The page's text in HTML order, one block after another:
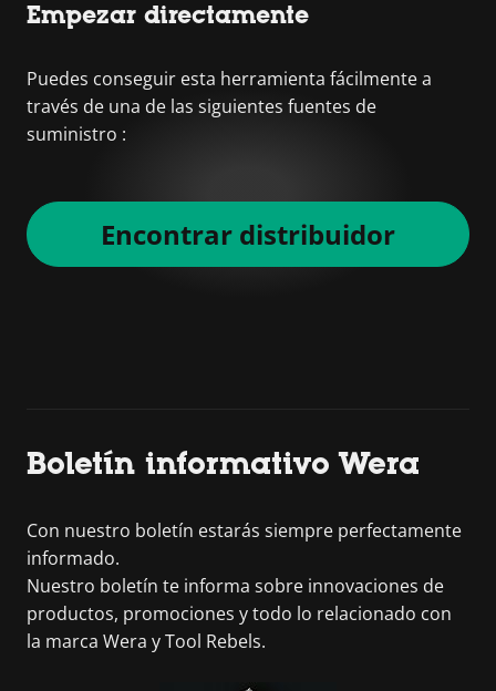
Empezar directamente
Puedes conseguir esta herramienta fácilmente a
través de una de las siguientes fuentes de
suministro :
Encontrar distribuidor
Boletín informativo Wera
Con nuestro boletín estarás siempre perfectamente
informado.
Nuestro boletín te informa sobre innovaciones de
productos, promociones y todo lo relacionado con
la marca Wera y Tool Rebels.